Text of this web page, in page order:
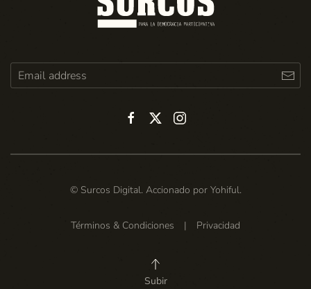
© Surcos Digital. Accionado por Yohiful.
Términos & Condiciones | Privacidad
Subir